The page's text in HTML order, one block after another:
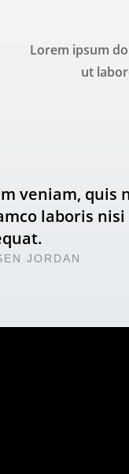
Lorem ipsum
ut
veniam, quis
laboris nisi
JORDAN